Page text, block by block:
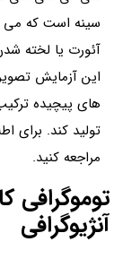
سینه است که می
آئورت یا لخته
این آزمایش
های پیچیده
تولید کند. برای
مراجعه کنید.
آنژیوگرافی